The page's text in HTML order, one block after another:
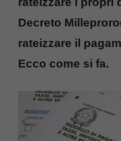
Decreto
rateizzare il
Ecco come si fa.